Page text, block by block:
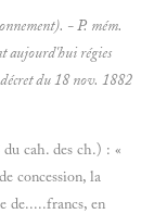
-P. mém.
aujourd'hui régies
du 18nov. 1882
cah. des ch.) : «
concession, la
de.....francs, en